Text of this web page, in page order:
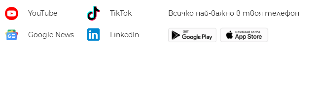
YouTube TikTok
Google News LinkedIn
Всичко най-важно в твоя телефон